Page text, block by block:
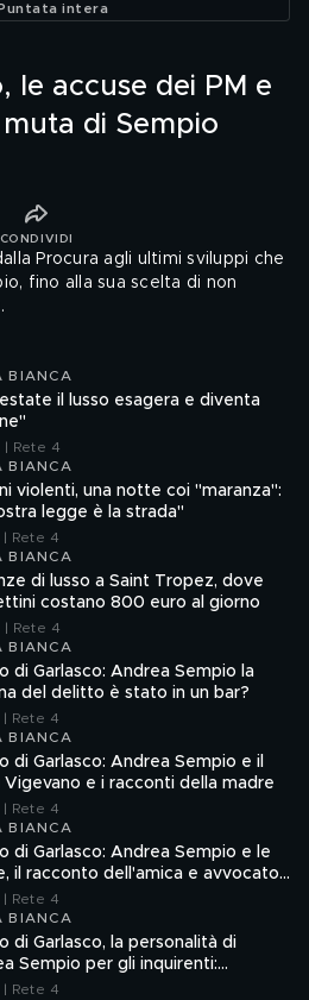
intera
le accuse dei PM e
muta di Sempio
CONDIVIDI
Procura agli ultimi sviluppi che
fino alla sua scelta di non
BIANCA
il lusso esagera e diventa
| Rete 4
BIANCA
violenti, una notte coi "maranza":
legge è la strada"
| Rete 4
BIANCA
di lusso a Saint Tropez, dove
costano 800 euro al giorno
| Rete 4
BIANCA
di Garlasco: Andrea Sempio la
del delitto è stato in un bar?
| Rete 4
BIANCA
di Garlasco: Andrea Sempio e il
Vigevano e i racconti della madre
| Rete 4
BIANCA
di Garlasco: Andrea Sempio e le
il racconto dell'amica e avvocato
Taccia
| Rete 4
BIANCA
di Garlasco, la personalità di
Sempio per gli inquirenti:
e bugiardo"
| Rete 4